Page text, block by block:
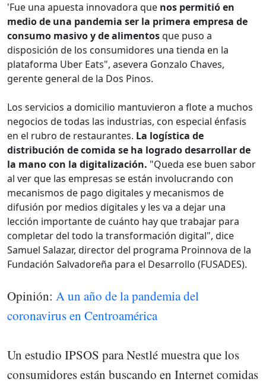
'Fue una apuesta innovadora que nos permitió en
medio de una pandemia ser la primera empresa de
consumo masivo y de alimentosque puso a
disposición de los consumidores una tienda en la
plataforma Uber Eats", asevera Gonzalo Chaves,
gerente general de la Dos Pinos.
Los servicios a domicilio mantuvieron a flote a muchos
negocios de todas las industrias, con especial énfasis
en el rubro de restaurantes. La logística de
distribución de comida se ha logrado desarrollar de
la mano con la digitalización. "Queda ese buen sabor
al ver que las empresas se están involucrando con
mecanismos de pago digitales y mecanismos de
difusión por medios digitales y les va a dejar una
lección importante de cuánto hay que trabajar para
completar del todo la transformación digital", dice
Samuel Salazar, director del programa Proinnova de la
Fundación Salvadoreña para el Desarrollo (FUSADES).
Opinión: A un año de la pandemia del
coronavirus en Centroamérica
Un estudio IPSOS para Nestlé muestra que los
consumidores están buscando en Internet comidas